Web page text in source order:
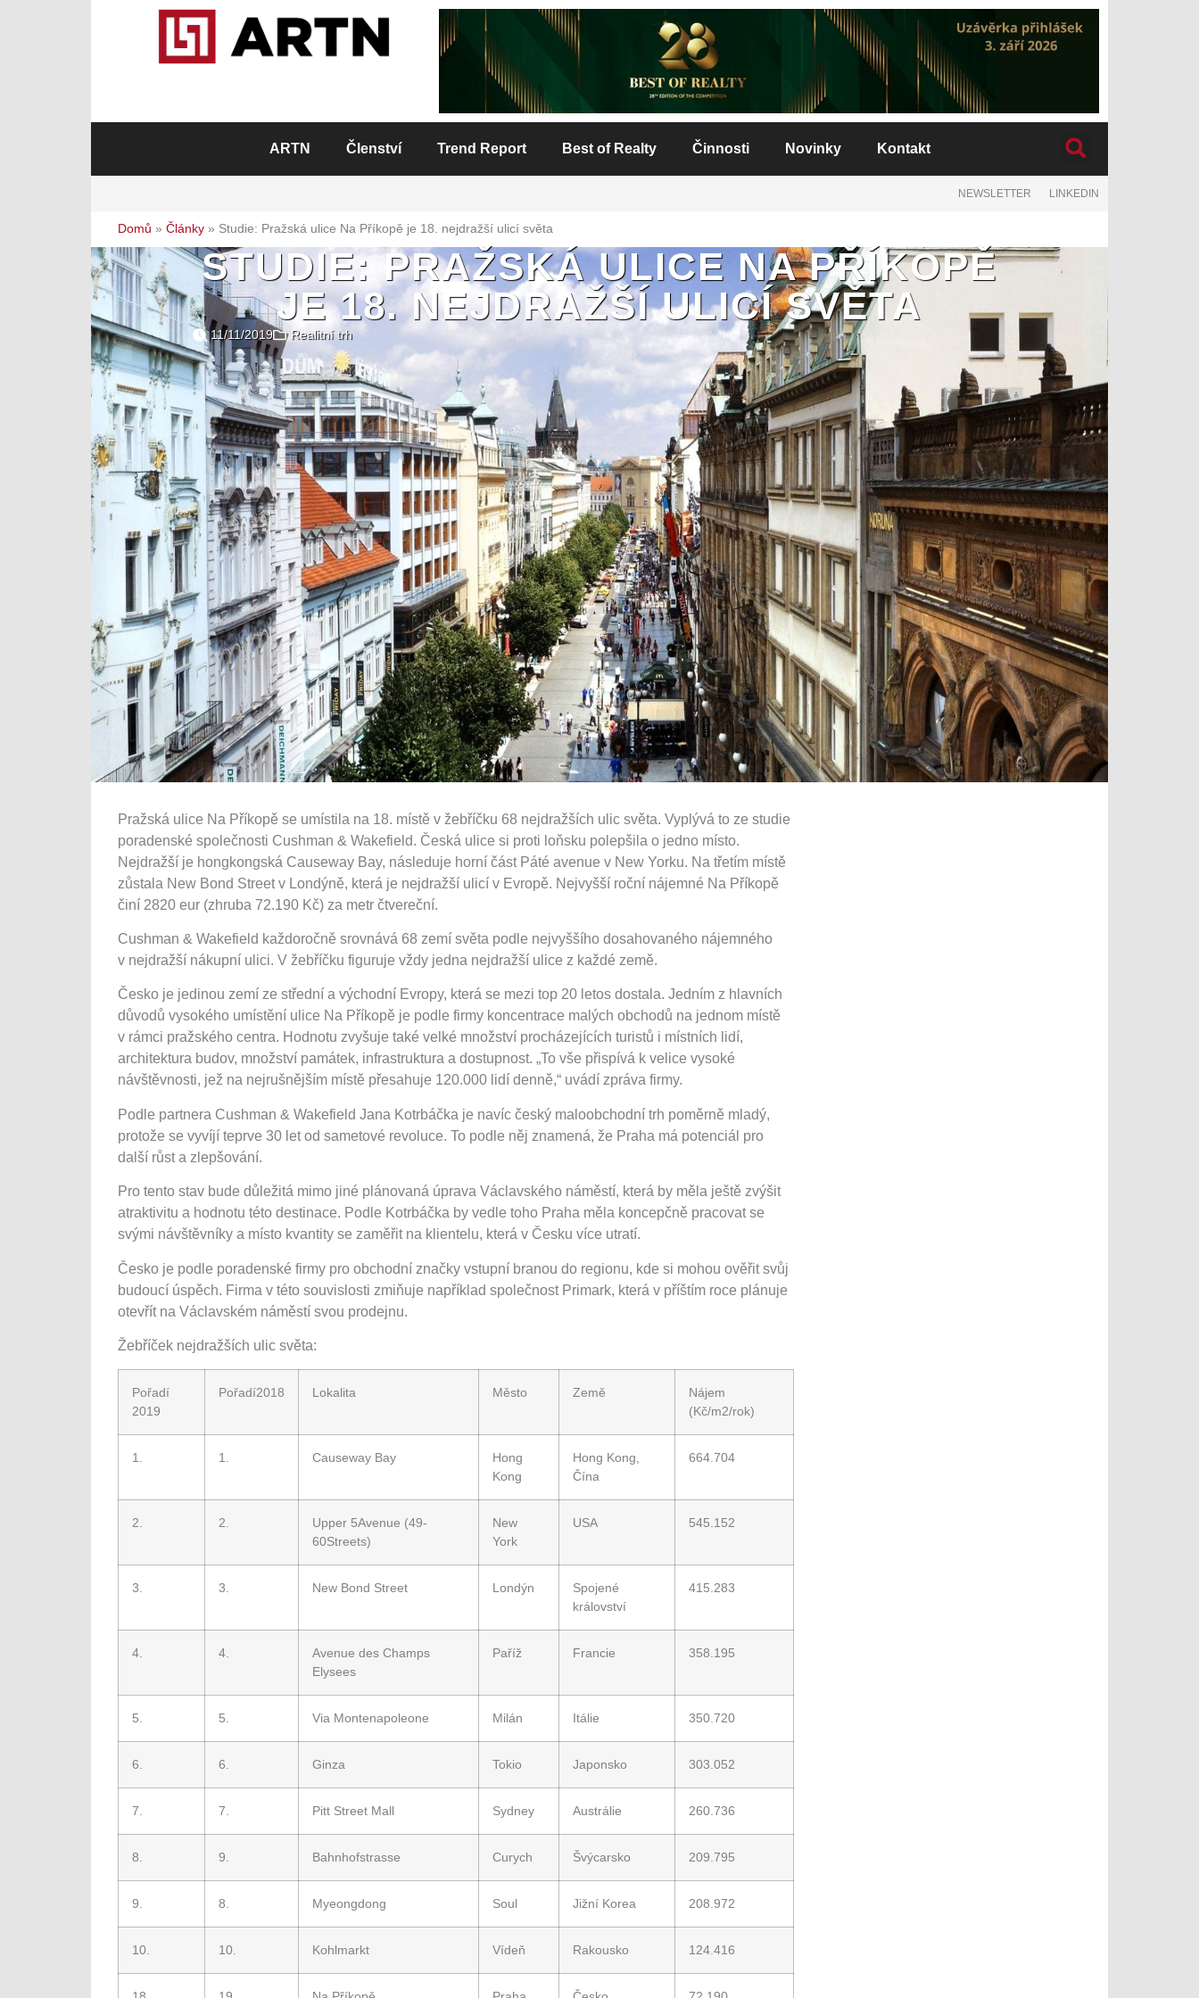
ARTN Členství Trend Report Best of Realty Činnosti Novinky Kontakt
NEWSLETTER LINKEDIN
Domů » Články » Studie: Pražská ulice Na Příkopě je 18. nejdražší ulicí světa
STUDIE: PRAŽSKÁ ULICE NA PŘÍKOPĚ
JE 18. NEJDRAŽŠÍ ULICÍ SVĚTA
11/11/2019 Realitní trh
Pražská ulice Na Příkopě se umístila na 18. místě v žebříčku 68 nejdražších ulic světa. Vyplývá to ze studie
poradenské společnosti Cushman & Wakefield. Česká ulice si proti loňsku polepšila o jedno místo.
Nejdražší je hongkongská Causeway Bay, následuje horní část Páté avenue v New Yorku. Na třetím místě
zůstala New Bond Street v Londýně, která je nejdražší ulicí v Evropě. Nejvyšší roční nájemné Na Příkopě
činí 2820 eur (zhruba 72.190 Kč) za metr čtvereční.
Cushman & Wakefield každoročně srovnává 68 zemí světa podle nejvyššího dosahovaného nájemného
v nejdražší nákupní ulici. V žebříčku figuruje vždy jedna nejdražší ulice z každé země.
Česko je jedinou zemí ze střední a východní Evropy, která se mezi top 20 letos dostala. Jedním z hlavních
důvodů vysokého umístění ulice Na Příkopě je podle firmy koncentrace malých obchodů na jednom místě
v rámci pražského centra. Hodnotu zvyšuje také velké množství procházejících turistů i místních lidí,
architektura budov, množství památek, infrastruktura a dostupnost. „To vše přispívá k velice vysoké
návštěvnosti, jež na nejrušnějším místě přesahuje 120.000 lidí denně,“ uvádí zpráva firmy.
Podle partnera Cushman & Wakefield Jana Kotrbáčka je navíc český maloobchodní trh poměrně mladý,
protože se vyvíjí teprve 30 let od sametové revoluce. To podle něj znamená, že Praha má potenciál pro
další růst a zlepšování.
Pro tento stav bude důležitá mimo jiné plánovaná úprava Václavského náměstí, která by měla ještě zvýšit
atraktivitu a hodnotu této destinace. Podle Kotrbáčka by vedle toho Praha měla koncepčně pracovat se
svými návštěvníky a místo kvantity se zaměřit na klientelu, která v Česku více utratí.
Česko je podle poradenské firmy pro obchodní značky vstupní branou do regionu, kde si mohou ověřit svůj
budoucí úspěch. Firma v této souvislosti zmiňuje například společnost Primark, která v příštím roce plánuje
otevřít na Václavském náměstí svou prodejnu.
Žebříček nejdražších ulic světa:
Pořadí
2019
Pořadí2018 Lokalita Město Země
Nájem
(Kč/m2/rok)
1. 1. Causeway Bay
Hong
Kong
Hong Kong,
Čína
664.704
2. 2.
Upper 5Avenue (49-
60Streets)
New
York
USA 545.152
3. 3. New Bond Street Londýn
Spojené
království
415.283
4. 4.
Avenue des Champs
Elysees
Paříž Francie 358.195
5. 5. Via Montenapoleone Milán Itálie 350.720
6. 6. Ginza Tokio Japonsko 303.052
7. 7. Pitt Street Mall Sydney Austrálie 260.736
8. 9. Bahnhofstrasse Curych Švýcarsko 209.795
9. 8. Myeongdong Soul Jižní Korea 208.972
10. 10. Kohlmarkt Vídeň Rakousko 124.416